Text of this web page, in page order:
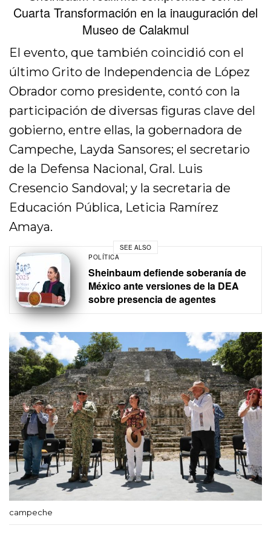
Cuarta Transformación en la inauguración del
Museo de Calakmul
El evento, que también coincidió con el
último Grito de Independencia de López
Obrador como presidente, contó con la
participación de diversas figuras clave del
gobierno, entre ellas, la gobernadora de
Campeche, Layda Sansores; el secretario
de la Defensa Nacional, Gral. Luis
Cresencio Sandoval; y la secretaria de
Educación Pública, Leticia Ramírez
Amaya.
SEE ALSO
POLÍTICA
Sheinbaum defiende soberanía de
México ante versiones de la DEA
sobre presencia de agentes
campeche